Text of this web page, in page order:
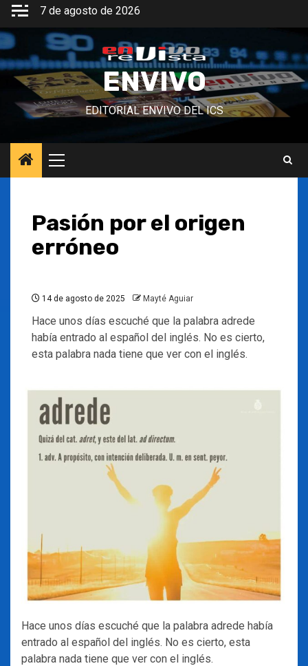
Saltar
contenido
7 de agosto de 2026
ENVIVO
EDITORIAL ENVIVO DEL ICS
Menú
principal
Pasión por el origen
erróneo
14 de agosto de 2025 Mayté Aguiar
Hace unos días escuché que la palabra adrede
había entrado al español del inglés. No es cierto,
esta palabra nada tiene que ver con el inglés.
Hace unos días escuché que la palabra adrede había
entrado al español del inglés. No es cierto, esta
palabra nada tiene que ver con el inglés.